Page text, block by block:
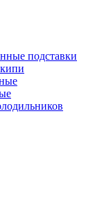
подставки